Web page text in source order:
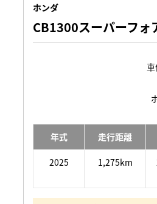
ホンダ
CB1300スーパーフォ
車
年式 走行距離
2025 1,275km